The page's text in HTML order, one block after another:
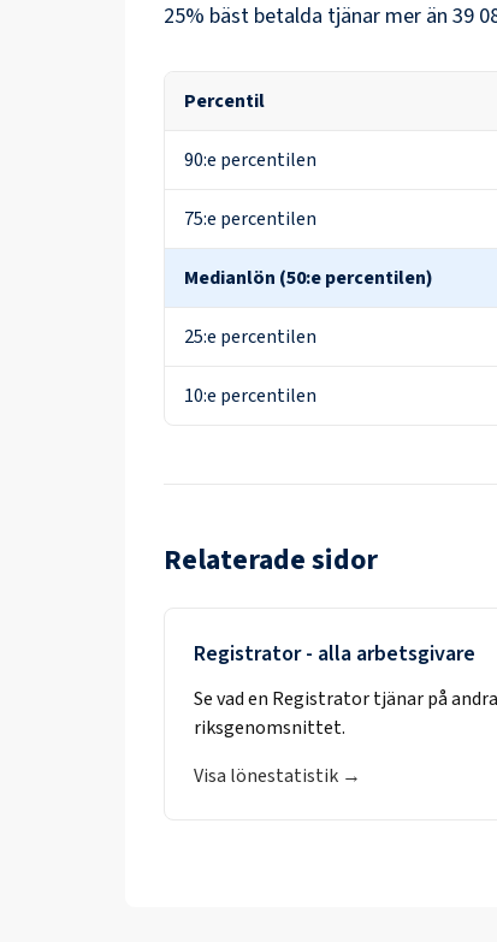
25% bäst betalda tjänar mer än 39
Percentil
90:e percentilen
75:e percentilen
Medianlön (50:e percentilen)
25:e percentilen
10:e percentilen
Relaterade sidor
Registrator- alla arbetsgivare
Se vad en Registratortjänar på
riksgenomsnittet.
Visa lönestatistik →